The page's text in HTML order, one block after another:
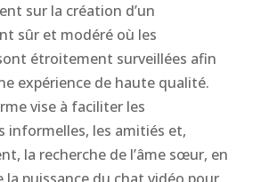
sur la création d’un
sûr et modéré où les
étroitement surveillées afin
expérience de haute qualité.
vise à faciliter les
informelles, les amitiés et,
la recherche de l’âme sœur, en